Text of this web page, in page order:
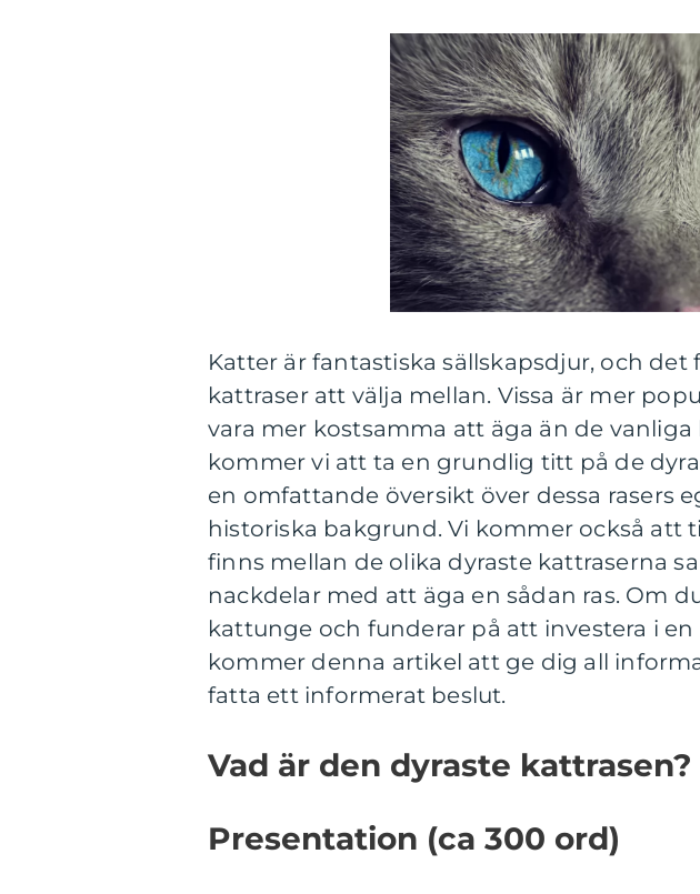
Katter är fantastiska sällskapsdjur, och det
kattraser att välja mellan. Vissa är mer
vara mer kostsamma att äga än de
kommer vi att ta en grundlig titt på de
en omfattande översikt över dessa rasers
historiska bakgrund. Vi kommer också att
finns mellan de olika dyraste kattraserna
nackdelar med att äga en sådan ras. Om
kattunge och funderar på att investera i en
kommer denna artikel att ge dig all
fatta ett informerat beslut.
Vad är den dyraste kattrasen?
Presentation (ca 300 ord)